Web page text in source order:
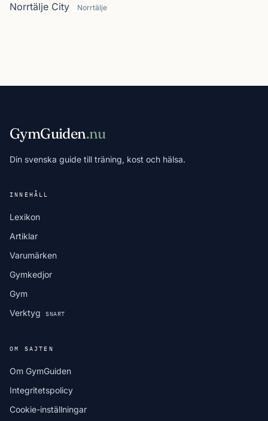
Norrtälje City Norrtälje
GymGuiden.nu
Din svenska guide till träning, kost och hälsa.
INNEHÅLL
Lexikon
Artiklar
Varumärken
Gymkedjor
Gym
Verktyg
SNART
OM SAJTEN
Om GymGuiden
Integritetspolicy
Cookie-inställningar